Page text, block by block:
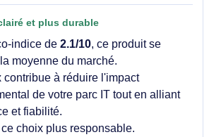
et plus durable
indice de 2.1/10, ce produit se
moyenne du marché.
contribue à réduire l'impact
de votre parc IT tout en alliant
et fiabilité.
choix plus responsable.